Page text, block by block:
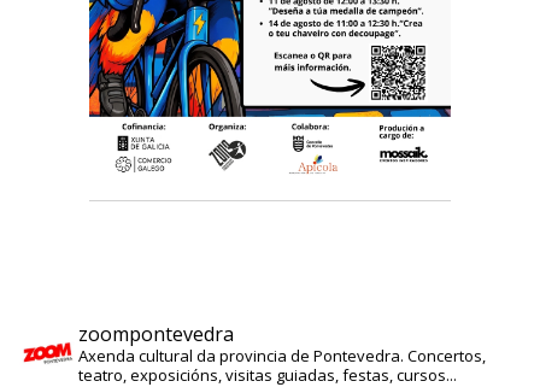
zoompontevedra
Axenda cultural da provincia de Pontevedra. Concertos,
teatro, exposicións, visitas guiadas, festas, cursos...